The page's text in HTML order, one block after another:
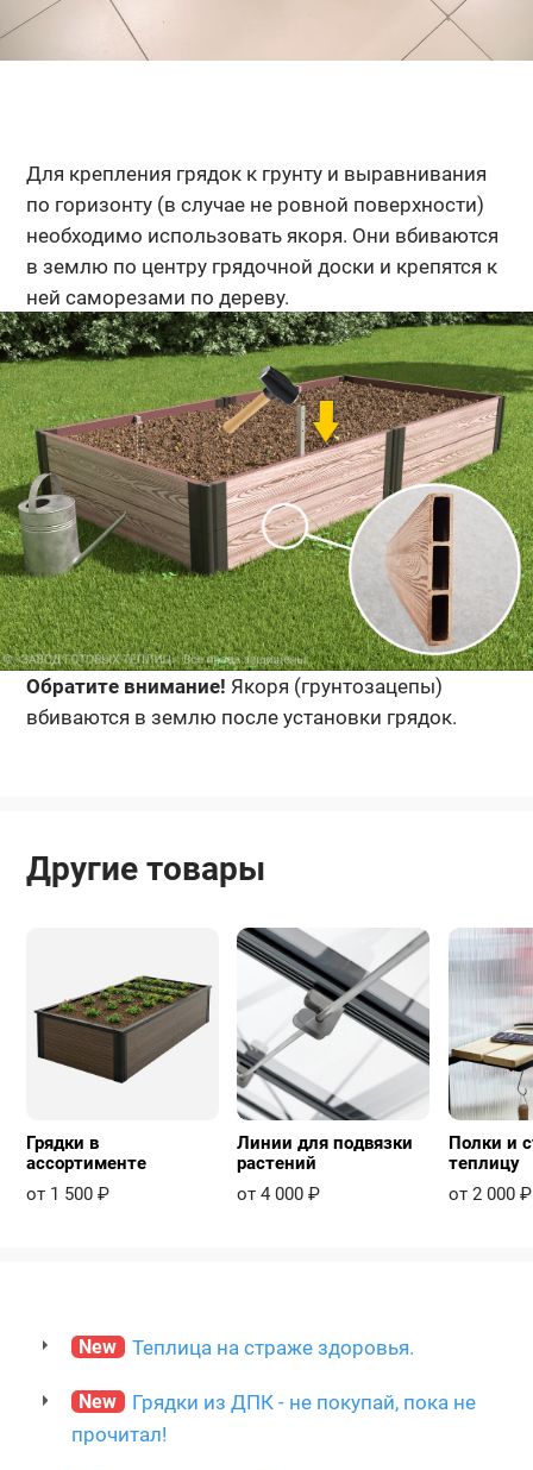
Для крепления грядок к грунту и выравнивания
по горизонту (в случае не ровной поверхности)
необходимо использовать якоря. Они вбиваются
в землю по центру грядочной доски и крепятся к
ней саморезами по дереву.
Обратите внимание! Якоря (грунтозацепы)
вбиваются в землю после установки грядок.
Другие товары
Грядки в
ассортименте
от 1 500 ₽
Линии для подвязки
растений
от 4 000 ₽
Полки и
теплицу
от 2 000 ₽
New Теплица на страже здоровья.
New
Грядки из ДПК - не покупай, пока не
прочитал!